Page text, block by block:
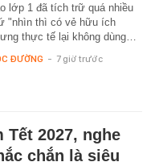
lớp 1 đã tích trữ quá nhiều
"nhìn thì có vẻ hữu ích
thực tế lại không dùng…
ĐƯỜNG - 7 giờ trước
Tết 2027, nghe
chắn là siêu